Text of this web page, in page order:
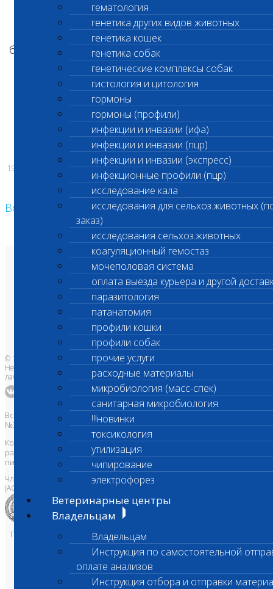
гематология
генетика других видов животных
генетика кошек
генетика собак
генетические комплексы собак
гистология и цитология
гормоны
гормоны (профили)
инфекции и инвазии (ифа)
инфекции и инвазии (пцр)
инфекции и инвазии (экспресс)
инфекционные профили (пцр)
исследование кала
исследования для сельхоз.животных
заказ)
исследования сельхоз.животных
коагуляционный гемостаз
мочеполовая система
оплата выезда курьера и другой
паразитология
патанатомия
профили кошки
профили собак
прочие услуги
расходные материалы
микробиология (масс-спек)
санитарная микробиология
!!!новинки
токсикология
утилизация
чипирование
электрофорез
Ветеринарные центры
Владельцам
Владельцам
Инструкция по самостоятельной
оплате анализов
Инструкция отбора и отправки
Срок выполнения исследования Антитела к
вирусу
бешенства (код 049) в стандартном режиме до
30 рабочих дней.
С уважением,
Администрация ООО «Шанс Био»
19.06.2026
Возврат к списку
О лаборатории
Анализы и цены
Ветеринарные центры
Владельцам
Врачам и клиникам
Бланки лаборатории
Банк донорской крови
Адреса лабораторий
© 1996-2026
Независимая ветеринарная
лаборатория Шанс Био
Все права защищены и охраняются законом. Товарный знак
№395740 от 2008 г. ООО "ШАНС БИО"
Копирование, тиражирование, а также использование материалов,
размещенных на сайтеwww.vetlab.ru
письменного разрешения Правообладателя
Член Национальной ветеринарной палаты
(АСРО НВП)
Политика в области персональных данных и конфиденциальности
Пользовательское соглашение
Техническая поддержка